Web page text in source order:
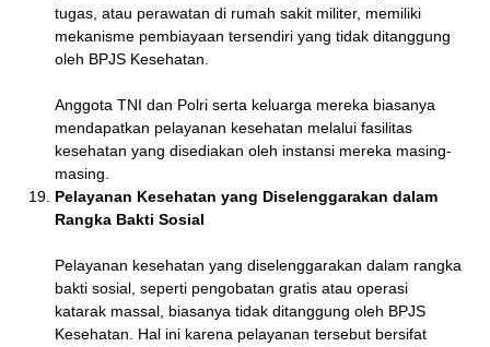
tugas, atau perawatan di rumah sakit militer, memiliki
mekanisme pembiayaan tersendiri yang tidak ditanggung
oleh BPJS Kesehatan.
Anggota TNI dan Polri serta keluarga mereka biasanya
mendapatkan pelayanan kesehatan melalui fasilitas
kesehatan yang disediakan oleh instansi mereka masing-
masing.
Pelayanan Kesehatan yang Diselenggarakan dalam
Rangka Bakti Sosial
Pelayanan kesehatan yang diselenggarakan dalam rangka
bakti sosial, seperti pengobatan gratis atau operasi
katarak massal, biasanya tidak ditanggung oleh BPJS
Kesehatan. Hal ini karena pelayanan tersebut bersifat